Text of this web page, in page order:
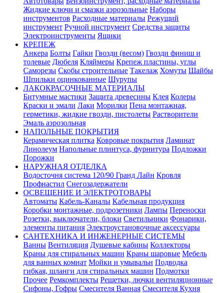
Жидкие ключи и смазки аэрозольные Наборы
инструментов Расходные материалы Режущий
инструмент Ручной инструмент Средства защиты
Электроинструменты Ящики
КРЕПЕЖ
Анкера Болты Гайки Гвозди (весом) Гвозди финиш и
толевые Дюбеля Кляймеры Крепеж пластины, углы
Саморезы Скобы строительные Такелаж Хомуты Шайбы
Шпильки оцинкованные Шурупы
ЛАКОКРАСОЧНЫЕ МАТЕРИАЛЫ
Битумные мастики Защита древесины Клея Колеры
Краски и эмали Лаки Морилки Пена монтажная,
герметики, жидкие гвозди, пистолеты Растворители
Эмаль аэрозольная
НАПОЛЬНЫЕ ПОКРЫТИЯ
Керамическая плитка Ковровые покрытия Ламинат
Линолеум Напольные плинтуса, фурнитура Подложки
Порожки
НАРУЖНАЯ ОТДЕЛКА
Водосточня система 120/90 Гранд Лайн Кровля
Профнастил Снегозадержатели
ОСВЕЩЕНИЕ И ЭЛЕКТРОТОВАРЫ
Автоматы Кабель-Каналы Кабельная продукция
Коробки монтажные, подрозетники Лампы Переноски
Розетки, выключатели, блоки Светильники Фонарики,
элементы питания Электроустановочные аксессуары
САНТЕХНИКА И ИНЖЕНЕРНЫЕ СИСТЕМЫ
Ванны Вентиляция Душевые кабины Коллекторы
Краны для стиральных машин Краны шаровые Мебель
для ванных комнат Мойки и умывальн Подводка
гибкая, шланги для стиральных машин Подмотки
Прочее Ремкомплекты Решетки, лючки вентиляционные
Сифоны, Гофры Смесителя Ванная Смесителя Кухня